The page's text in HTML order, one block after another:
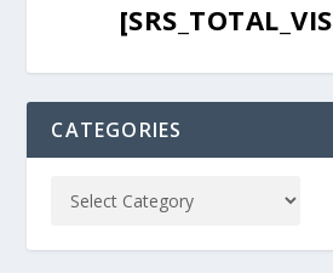
CATEGORIES